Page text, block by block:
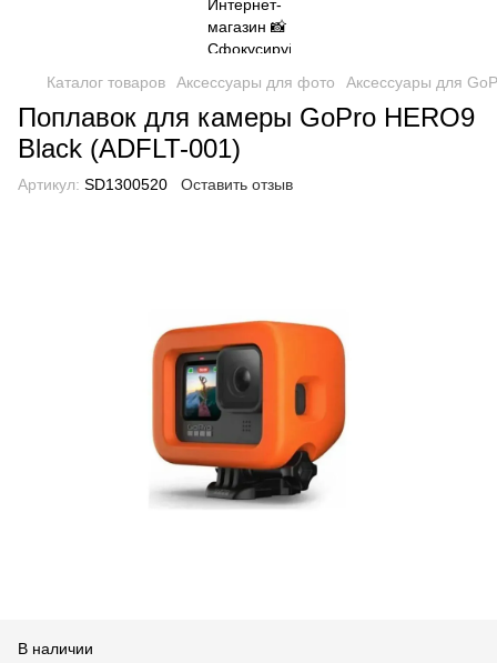
Каталог товаров Аксессуары для фото Аксессуары для
Поплавок для камеры GoPro HERO9
Black (ADFLT-001)
Артикул: SD1300520 Оставить отзыв
В наличии